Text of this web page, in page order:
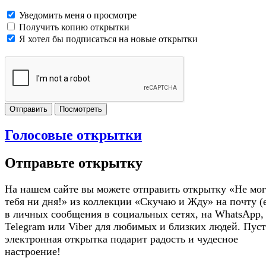
Уведомить меня о просмотре
Получить копию открытки
Я хотел бы подписаться на новые открытки
Отправить Посмотреть
Голосовые открытки
Отправьте открытку
На нашем сайте вы можете отправить открытку «Не
тебя ни дня!» из коллекции «Скучаю и Жду» на почту
в личных сообщения в социальных сетях, на WhatsApp,
Telegram или Viber для любимых и близких людей.
электронная открытка подарит радость и чудесное
настроение!